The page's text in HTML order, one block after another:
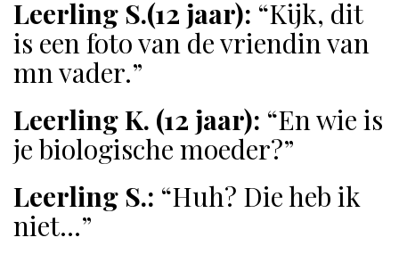
Leerling S.(12 jaar): “Kijk, dit
is een foto van de vriendin van
mn vader.”
Leerling K. (12 jaar): “En wie is
je biologische moeder?”
Leerling S.: “Huh? Die heb ik
niet…”